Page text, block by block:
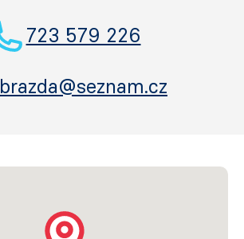
723 579 226
brazda@seznam.cz